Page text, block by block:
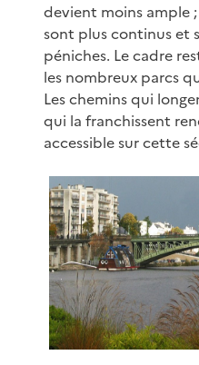
devient moins ample ;
sont plus continus et
péniches. Le cadre
les nombreux parcs
Les chemins qui
qui la franchissent
accessible sur cette